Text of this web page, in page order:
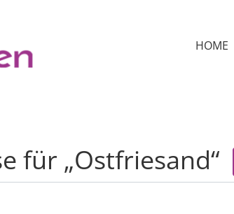
HOME
für „Ostfriesand“